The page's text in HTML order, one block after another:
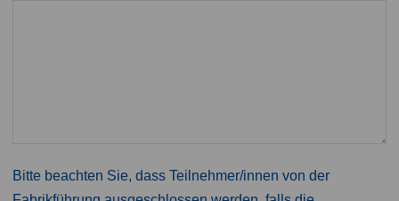
Bitte beachten Sie, dass Teilnehmer/innen von der